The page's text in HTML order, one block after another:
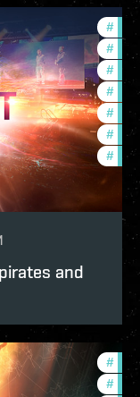
#
#
#
#
#
#
#
and
#
#